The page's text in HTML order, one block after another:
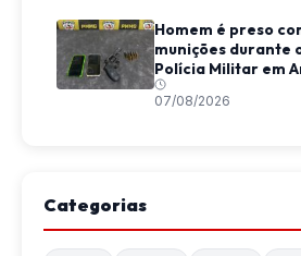
Homem é preso
munições durante
Polícia Militar em
07/08/2026
Categorias